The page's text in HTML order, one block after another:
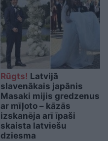
Rūgts! Latvijā
slavenākais japānis
Masaki mijis gredzenus
ar mīļoto – kāzās
izskanēja arī īpaši
skaista latviešu
dziesma